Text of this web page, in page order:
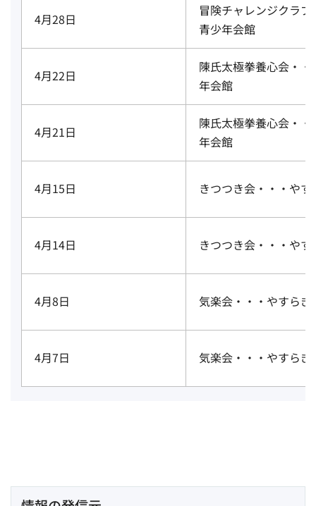
4月28日
冒険チャレンジクラ
青少年会館
4月22日
陳氏太極拳養心会・
年会館
4月21日
陳氏太極拳養心会・
年会館
4月15日 きつつき会・・・やす
4月14日 きつつき会・・・やす
4月8日 気楽会・・・やすらぎ
4月7日 気楽会・・・やすらぎ